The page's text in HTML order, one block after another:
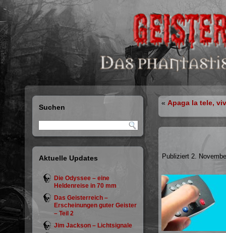
Suchen
Aktuelle Updates
Die Odyssee – eine
Heldenreise in 70 mm
Das Geisterreich –
Erscheinungen guter Geister
– Teil 2
Jim Jackson – Lichtsignale
« Apaga la tele,
Publiziert 2.